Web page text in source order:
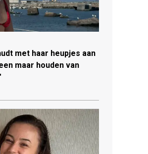
met haar heupjes aan
maar houden van